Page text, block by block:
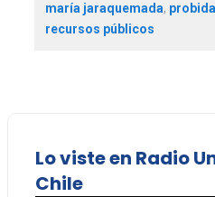
maría jaraquemada,
recursos públicos
Lo viste en Radio
Chile